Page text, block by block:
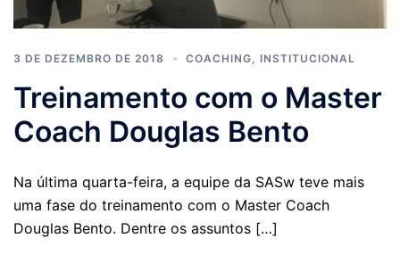
3 DE DEZEMBRO DE 2018 COACHING INSTITUCIONAL
Treinamento com o Master
Coach Douglas Bento
Na última quarta-feira, a equipe da SASw teve mais
uma fase do treinamento com o Master Coach
Douglas Bento. Dentre os assuntos […]